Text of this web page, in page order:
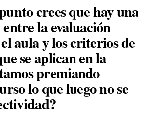
crees que hay una
la evaluación
aula y los criterios de
se aplican en la
premiando
lo que luego no se